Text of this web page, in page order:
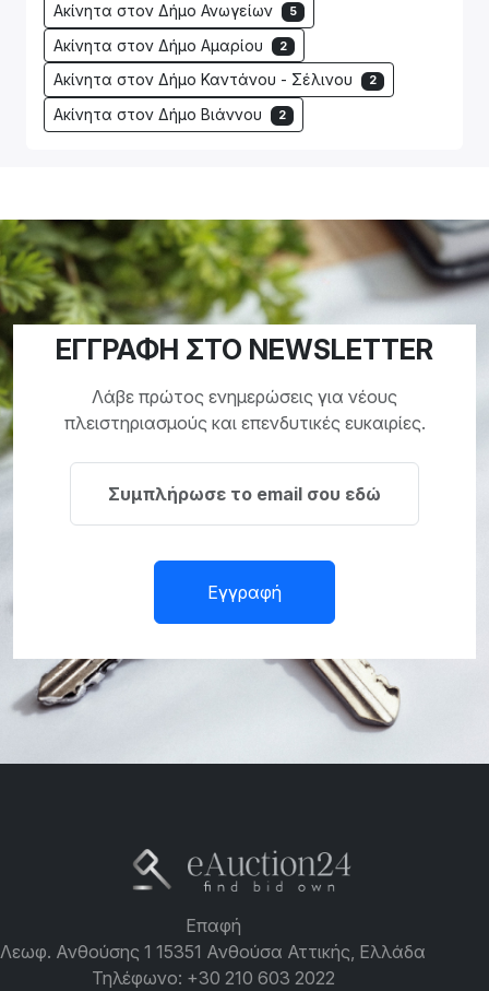
Ακίνητα στον Δήμο Ανωγείων 5
Ακίνητα στον Δήμο Αμαρίου 2
Ακίνητα στον Δήμο Καντάνου - Σέλινου 2
Ακίνητα στον Δήμο Βιάννου 2
ΕΓΓΡΑΦΗ ΣΤΟ NEWSLETTER
Λάβε πρώτος ενημερώσεις για νέους
πλειστηριασμούς και επενδυτικές ευκαιρίες.
Εγγραφή
Επαφή
Λεωφ. Ανθούσης 1 15351 Ανθούσα Αττικής, Ελλάδα
Τηλέφωνο: +30 210 603 2022